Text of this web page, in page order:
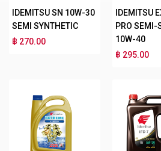
IDEMITSU SN 10W-30
SEMI SYNTHETIC
฿ 270.00
IDEMITSU
PRO SEMI-
10W-40
฿ 295.00